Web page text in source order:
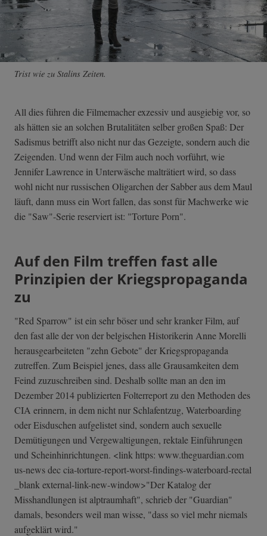
Trist wie zu Stalins Zeiten.
All dies führen die Filmemacher exzessiv und ausgiebig vor, so
als hätten sie an solchen Brutalitäten selber großen Spaß: Der
Sadismus betrifft also nicht nur das Gezeigte, sondern auch die
Zeigenden. Und wenn der Film auch noch vorführt, wie
Jennifer Lawrence in Unterwäsche malträtiert wird, so dass
wohl nicht nur russischen Oligarchen der Sabber aus dem Maul
läuft, dann muss ein Wort fallen, das sonst für Machwerke wie
die "Saw"-Serie reserviert ist: "Torture Porn".
Auf den Film treffen fast alle
Prinzipien der Kriegspropaganda
zu
"Red Sparrow" ist ein sehr böser und sehr kranker Film, auf
den fast alle der von der belgischen Historikerin Anne Morelli
herausgearbeiteten "zehn Gebote" der Kriegspropaganda
zutreffen. Zum Beispiel jenes, dass alle Grausamkeiten dem
Feind zuzuschreiben sind. Deshalb sollte man an den im
Dezember 2014 publizierten Folterreport zu den Methoden des
CIA erinnern, in dem nicht nur Schlafentzug, Waterboarding
oder Eisduschen aufgelistet sind, sondern auch sexuelle
Demütigungen und Vergewaltigungen, rektale Einführungen
und Scheinhinrichtungen. <link https: www.theguardian.com
us-news dec cia-torture-rep­ort-worst-findi­ngs-waterboard-­rectal
_blank external-link-new-window>"Der Katalog der
Misshandlungen ist alptraumhaft", schrieb der "Guardian"
damals, besonders weil man wisse, "dass so viel mehr niemals
aufgeklärt wird."